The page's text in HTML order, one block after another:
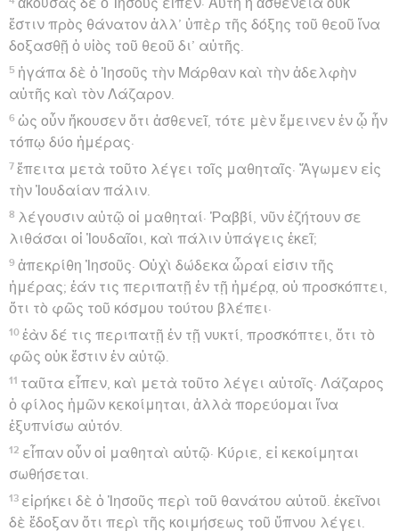
ἀκούσας δὲ ὁ Ἰησοῦς εἶπεν· Αὕτη ἡ ἀσθένεια οὐκ
ἔστιν πρὸς θάνατον ἀλλ’ ὑπὲρ τῆς δόξης τοῦ θεοῦ ἵνα
δοξασθῇ ὁ υἱὸς τοῦ θεοῦ δι’ αὐτῆς.
5 ἠγάπα δὲ ὁ Ἰησοῦς τὴν Μάρθαν καὶ τὴν ἀδελφὴν
αὐτῆς καὶ τὸν Λάζαρον.
6 ὡς οὖν ἤκουσεν ὅτι ἀσθενεῖ, τότε μὲν ἔμεινεν ἐν ᾧ ἦν
τόπῳ δύο ἡμέρας·
7 ἔπειτα μετὰ τοῦτο λέγει τοῖς μαθηταῖς· Ἄγωμεν εἰς
τὴν Ἰουδαίαν πάλιν.
8 λέγουσιν αὐτῷ οἱ μαθηταί· Ῥαββί, νῦν ἐζήτουν σε
λιθάσαι οἱ Ἰουδαῖοι, καὶ πάλιν ὑπάγεις ἐκεῖ;
9 ἀπεκρίθη Ἰησοῦς· Οὐχὶ δώδεκα ὧραί εἰσιν τῆς
ἡμέρας; ἐάν τις περιπατῇ ἐν τῇ ἡμέρᾳ, οὐ προσκόπτει,
ὅτι τὸ φῶς τοῦ κόσμου τούτου βλέπει·
10 ἐὰν δέ τις περιπατῇ ἐν τῇ νυκτί, προσκόπτει, ὅτι τὸ
φῶς οὐκ ἔστιν ἐν αὐτῷ.
11 ταῦτα εἶπεν, καὶ μετὰ τοῦτο λέγει αὐτοῖς· Λάζαρος
ὁ φίλος ἡμῶν κεκοίμηται, ἀλλὰ πορεύομαι ἵνα
ἐξυπνίσω αὐτόν.
12 εἶπαν οὖν οἱ μαθηταὶ αὐτῷ· Κύριε, εἰ κεκοίμηται
σωθήσεται.
13 εἰρήκει δὲ ὁ Ἰησοῦς περὶ τοῦ θανάτου αὐτοῦ. ἐκεῖνοι
δὲ ἔδοξαν ὅτι περὶ τῆς κοιμήσεως τοῦ ὕπνου λέγει.